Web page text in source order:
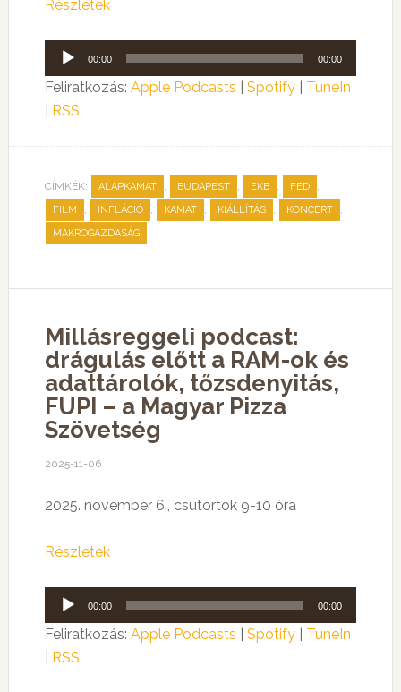
Részletek
Audió
lejátszó
00:00 00:00
Feliratkozás: Apple Podcasts Spotify| TuneIn
RSS
CÍMKÉK: ALAPKAMAT , BUDAPEST , EKB , FED ,
FILM , INFLÁCIÓ , KAMAT , KIÁLLÍTÁS , KONCERT ,
MAKROGAZDASÁG
Millásreggeli podcast:
drágulás előtt a RAM-ok és
adattárolók, tőzsdenyitás,
FUPI – a Magyar Pizza
Szövetség
2025-11-06
2025. november 6., csütörtök 9-10 óra
Részletek
Audió
lejátszó
00:00 00:00
Feliratkozás: Apple Podcasts Spotify| TuneIn
RSS